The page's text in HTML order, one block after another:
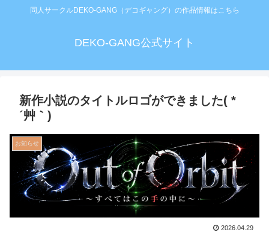
同人サークルDEKO-GANG（デコギャング）の作品情報はこちら
DEKO-GANG公式サイト
新作小説のタイトルロゴができました( *
´艸｀)
お知らせ
2026.04.29